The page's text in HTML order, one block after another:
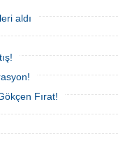
aldı
Fırat!